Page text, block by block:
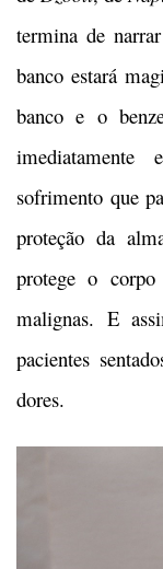
termina de
banco estará
banco e o
imediatamente
sofrimento que
proteção da
protege o corpo
malignas. E
pacientes
dores.